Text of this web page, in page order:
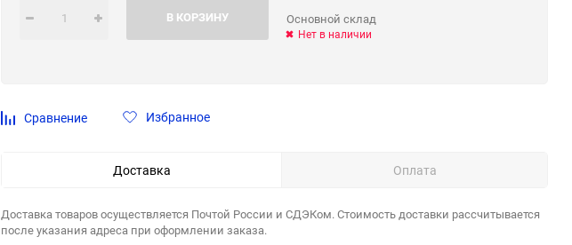
В КОРЗИНУ Основной склад
Нет в наличии
Сравнение Избранное
Доставка Оплата
Доставка товаров осуществляется Почтой России и СДЭКом. Стоимость доставки рассчитывается
после указания адреса при оформлении заказа.